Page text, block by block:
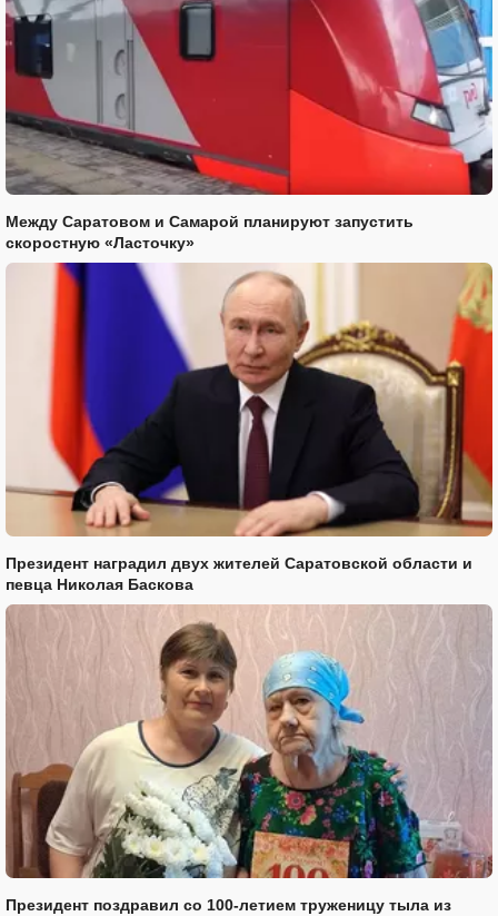
Между Саратовом и Самарой планируют запустить
скоростную «Ласточку»
Президент наградил двух жителей Саратовской области и
певца Николая Баскова
Президент поздравил со 100-летием труженицу тыла из